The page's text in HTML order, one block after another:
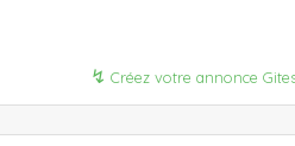
↯ Créez votre annonce